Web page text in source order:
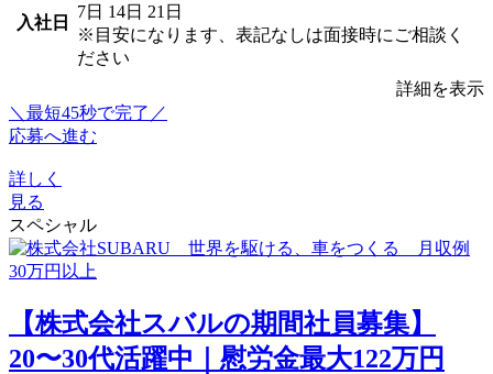
入社日
7日 14日 21日
※目安になります、表記なしは面接時にご相談く
ださい
詳細を表示
＼最短45秒で完了／
応募へ進む
詳しく
見る
スペシャル
【株式会社スバルの期間社員募集】
20〜30代活躍中｜慰労金最大122万円